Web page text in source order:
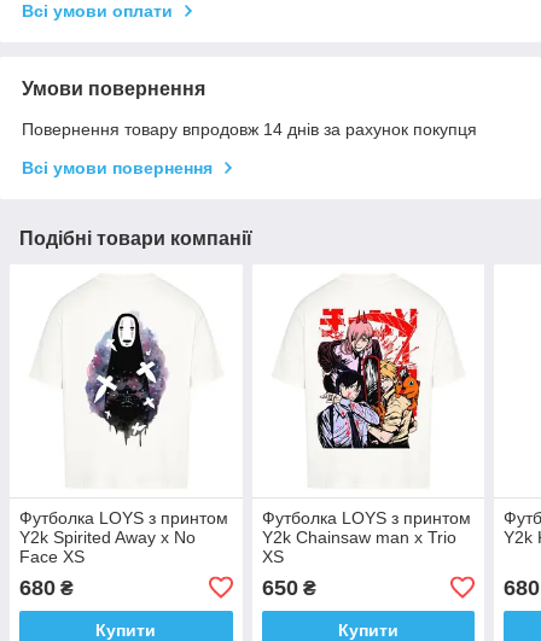
Всі умови оплати
Умови повернення
Повернення товару впродовж 14 днів за рахунок покупця
Всі умови повернення
Подібні товари компанії
Футболка LOYS з принтом
Y2k Spirited Away x No
Face XS
680 ₴
Купити
Футболка LOYS з принтом
Y2k Chainsaw man x Trio
XS
650₴
Купити
Y2k
680